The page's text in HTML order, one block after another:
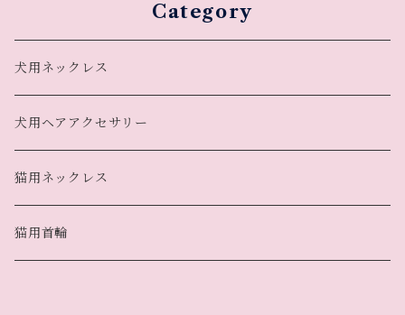
Category
犬用ネックレス
犬用ヘアアクセサリー
猫用ネックレス
猫用首輪